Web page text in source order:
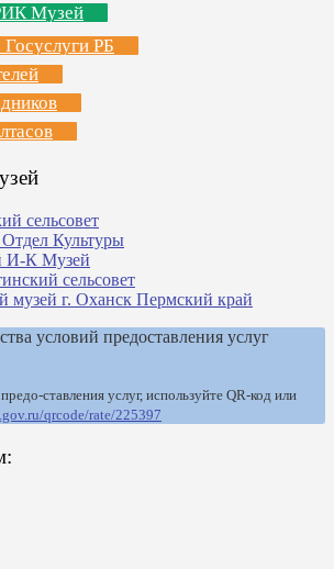
Музей
Госуслуги РБ
сельсовет
Культуры
И-К Музей
сельсовет
музей г. Оханск Пермский край
условий предоставления услуг
ставления услуг, используйте QR-код или
qrcode/rate/225397